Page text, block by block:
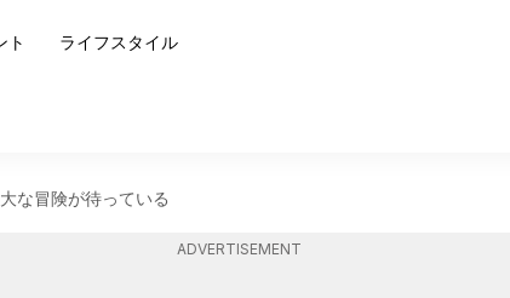
ト ライフスタイル
な冒険が待っている
ADVERTISEMENT